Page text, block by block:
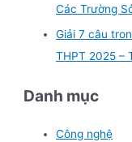
Các Trường
Giải 7 câu
THPT 2025 –
Danh mục
Công nghệ